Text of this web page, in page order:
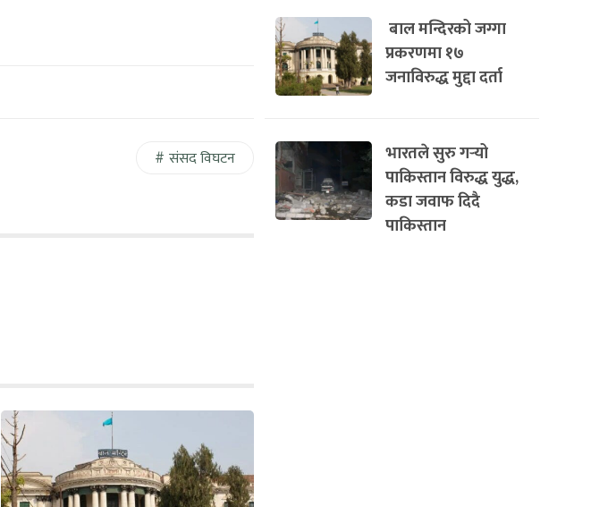
संसद विघटन
बाल मन्दिरको जग्गा
प्रकरणमा १७
जनाविरुद्ध मुद्दा दर्ता
भारतले सुरु गर्‍यो
पाकिस्तान विरुद्ध युद्ध,
कडा जवाफ दिदै
पाकिस्तान